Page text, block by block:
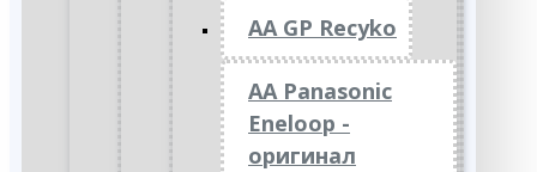
AA GP Recyko
AA Panasonic
Eneloop -
оригинал